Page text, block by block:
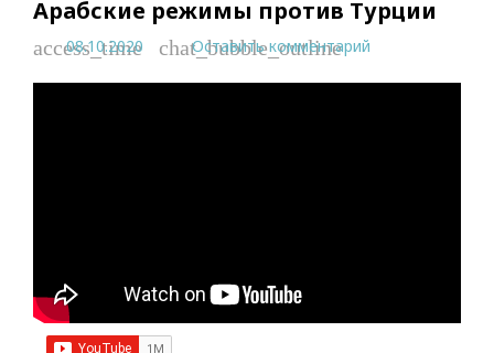
Арабские режимы против Турции
access_time
08.10.2020 chat_bubble_outline
Оставить комментарий